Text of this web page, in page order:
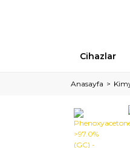
Cihazlar
Anasayfa